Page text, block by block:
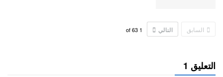
السابق التالي 1
63
التعليق 1